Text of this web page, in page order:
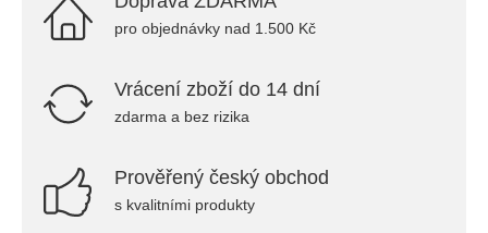
pro objednávky nad 1.500 Kč
Vrácení zboží do 14 dní
zdarma a bez rizika
Prověřený český obchod
s kvalitními produkty